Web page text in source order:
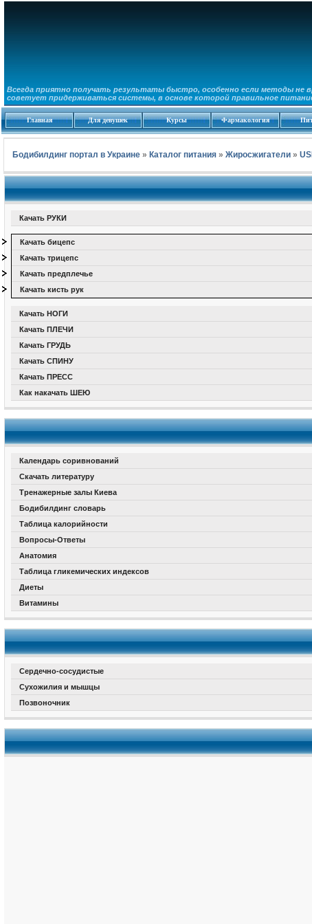
Всегда приятно получать результаты быстро, особенно если методы не
советует придерживаться системы, в основе которой правильное
Главная Для девушек Курсы Фармакология
Бодибилдинг портал в Украине » Каталог питания » Жиросжигатели »
Качать РУКИ
Качать бицепс
Качать трицепс
Качать предплечье
Качать кисть рук
Качать НОГИ
Качать ПЛЕЧИ
Качать ГРУДЬ
Качать СПИНУ
Качать ПРЕСС
Как накачать ШЕЮ
Календарь соривнований
Скачать литературу
Тренажерные залы Киева
Бодибилдинг словарь
Таблица калорийности
Вопросы-Ответы
Анатомия
Таблица гликемических индексов
Диеты
Витамины
Сердечно-сосудистые
Сухожилия и мышцы
Позвоночник